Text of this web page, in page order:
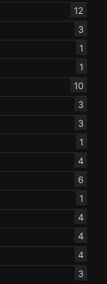
12
3
1
1
10
3
3
1
4
6
1
4
4
4
3